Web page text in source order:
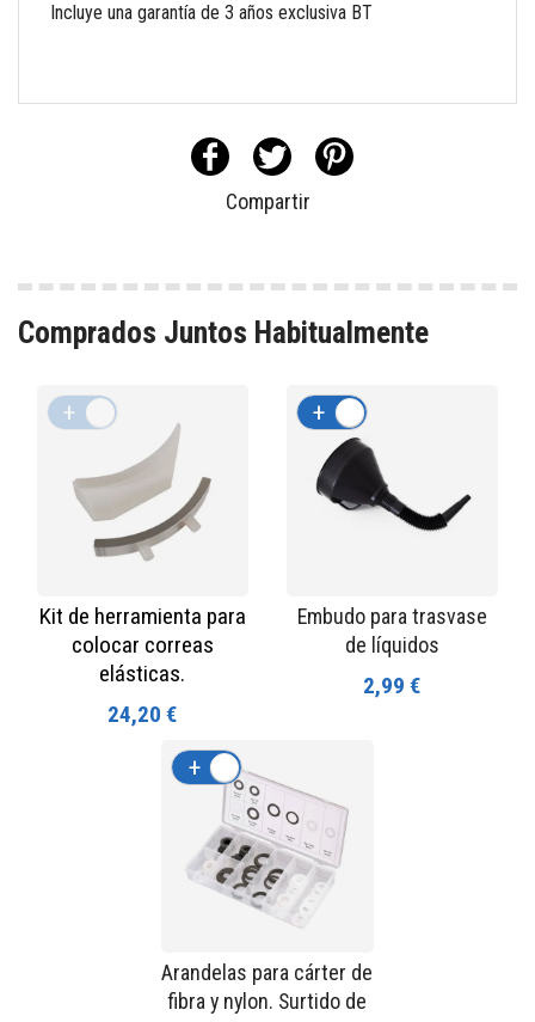
Incluye una garantía de 3 años exclusiva BT
Compartir
Comprados Juntos Habitualmente
Kit de herramienta para
colocar correas
elásticas.
24,20 €
+
Embudo para trasvase
de líquidos
2,99 €
+
Arandelas para cárter de
fibra y nylon. Surtido de
+